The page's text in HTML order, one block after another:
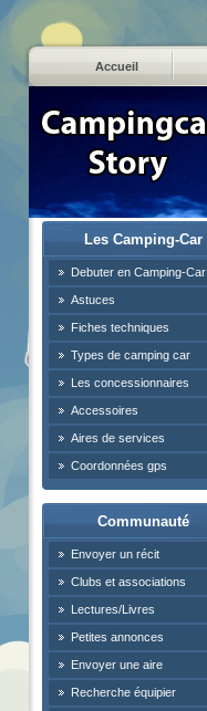
Accueil
Les Camping-Car
Debuter en Camping-Car
Astuces
Fiches techniques
Types de camping car
Les concessionnaires
Accessoires
Aires de services
Coordonnées gps
Communauté
Envoyer un récit
Clubs et associations
Lectures/Livres
Petites annonces
Envoyer une aire
Recherche équipier